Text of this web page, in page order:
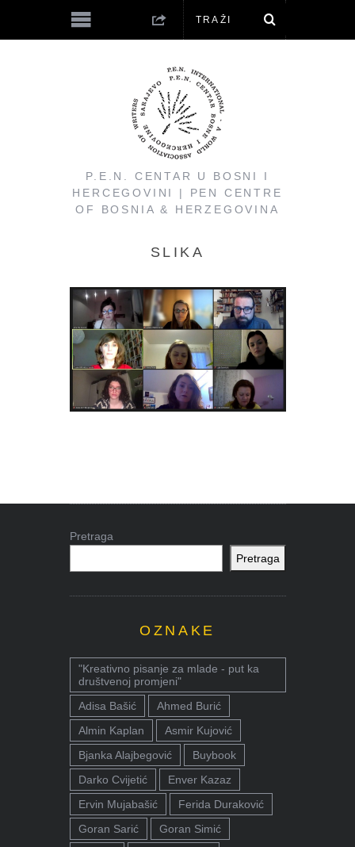
P.E.N. CENTAR U BOSNI I
HERCEGOVINI | PEN CENTRE
OF BOSNIA & HERZEGOVINA
SLIKA
Pretraga
Pretraga
OZNAKE
"Kreativno pisanje za mlade - put ka
društvenoj promjeni"
Adisa Bašić
Ahmed Burić
Almin Kaplan
Asmir Kujović
Bjanka Alajbegović
Buybook
Darko Cvijetić
Enver Kazaz
Ervin Mujabašić
Ferida Duraković
Goran Sarić
Goran Simić